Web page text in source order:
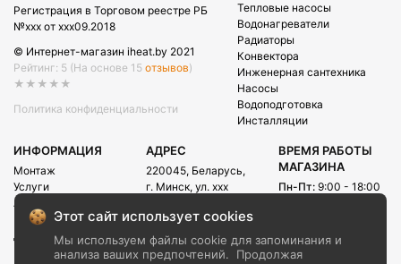
Регистрация в Торговом реестре РБ
№xxx от xxx09.2018
© Интернет-магазин iheat.by 2021
Рейтинг: 5 (На основе 15 отзывов)
★★★★★
Политика конфиденциальности
Тепловые насосы
Водонагреватели
Радиаторы
Конвектора
Инженерная сантехника
Насосы
Водоподготовка
Инсталляции
ИНФОРМАЦИЯ
Монтаж
Услуги
Акции
Рассрочка
Доставка и оплата
АДРЕС
220045, Беларусь,
г. Минск, ул. xxx
E-mail:
info@iheat.by
ВРЕМЯ РАБОТЫ
МАГАЗИНА
Пн-Пт: 9:00 - 18:00
CALL-ЦЕНТРА
Этот сайт использует cookies
Мы используем файлы cookie для запоминания и
анализа ваших предпочтений.
Продолжая